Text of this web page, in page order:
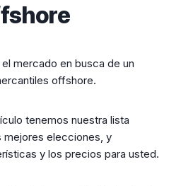
mercado en busca de un
offshore.
tenemos nuestra lista
mejores elecciones, y
y los precios para usted.